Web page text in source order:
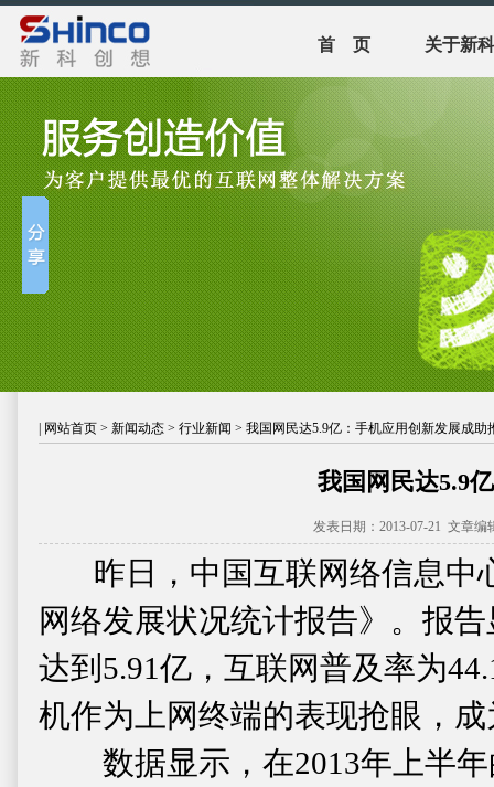
首 页 关于新
网站首页 > 新闻动态 > 行业新闻 > 我国网民达5.9亿：手机应用创新发展成助
我国网民达5.9
发表日期：2013-07-21 文章
昨日，中国互联网络信息中
网络发展状况统计报告》。报
达到5.91亿，互联网普及率为
机作为上网终端的表现抢眼，
数据显示，在2013年上半年